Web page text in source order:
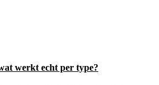
werkt echt per type?